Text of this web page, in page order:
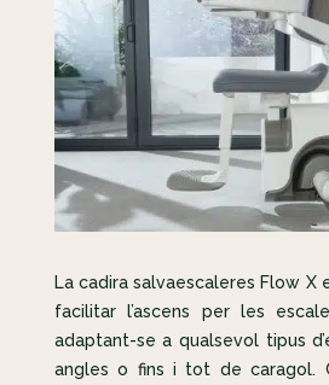
La cadira salvaescaleres Flow X
facilitar l’ascens per les
adaptant-se a qualsevol tipus
angles o fins i tot de caragol.